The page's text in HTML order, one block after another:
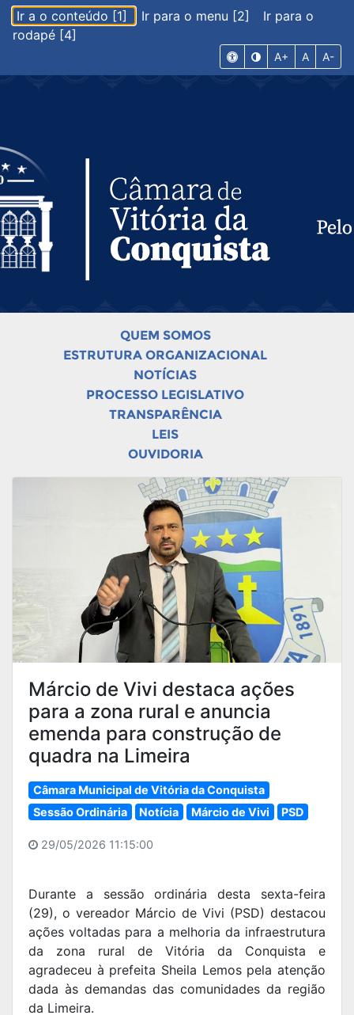
Ir a o conteúdo [1] Ir para o menu [2]
Ir para o
rodapé [4]
A+ A A-
QUEM SOMOS
ESTRUTURA ORGANIZACIONAL
NOTÍCIAS
PROCESSO LEGISLATIVO
TRANSPARÊNCIA
LEIS
OUVIDORIA
Márcio de Vivi destaca ações
para a zona rural e anuncia
emenda para construção de
quadra na Limeira
Câmara Municipal de Vitória da Conquista
Sessão Ordinária
Notícia Márcio de Vivi PSD
29/05/2026 11:15:00
Durante a sessão ordinária desta sexta-feira
(29), o vereador Márcio de Vivi (PSD) destacou
ações voltadas para a melhoria da infraestrutura
da zona rural de Vitória da Conquista e
agradeceu à prefeita Sheila Lemos pela atenção
dada às demandas das comunidades da região
da Limeira.